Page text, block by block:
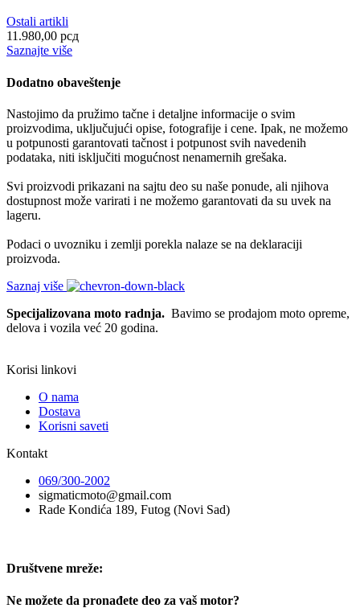
Ostali artikli
11.980,00 рсд
Saznajte više
Dodatno obaveštenje
Nastojimo da pružimo tačne i detaljne informacije o svim
proizvodima, uključujući opise, fotografije i cene. Ipak, ne možemo
u potpunosti garantovati tačnost i potpunost svih navedenih
podataka, niti isključiti mogućnost nenamernih grešaka.
Svi proizvodi prikazani na sajtu deo su naše ponude, ali njihova
dostupnost može varirati i ne možemo garantovati da su uvek na
lageru.
Podaci o uvozniku i zemlji porekla nalaze se na deklaraciji
proizvoda.
Saznaj više
Specijalizovana moto radnja. Bavimo se prodajom moto opreme,
delova i vozila već 20 godina.
Korisi linkovi
O nama
Dostava
Korisni saveti
Kontakt
069/300-2002
sigmaticmoto@gmail.com
Rade Kondića 189, Futog (Novi Sad)
Društvene mreže:
Ne možete da pronađete deo za vaš motor?